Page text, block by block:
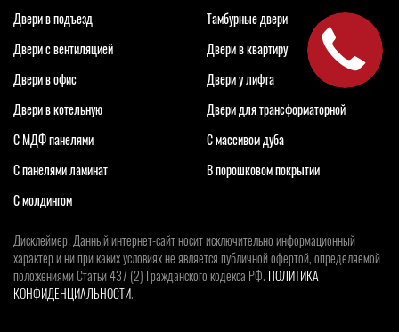
Двери в подъезд
Тамбурные двери
Двери с вентиляцией
Двери в квартиру
Двери в офис
Двери у лифта
Двери в котельную
Двери для трансформаторной
С МДФ панелями
С массивом дуба
С панелями ламинат
В порошковом покрытии
С молдингом
Дисклеймер: Данный интернет-сайт носит исключительно информационный
характер и ни при каких условиях не является публичной офертой, определяемой
положениями Статьи 437 (2) Гражданского кодекса РФ. ПОЛИТИКА
КОНФИДЕНЦИАЛЬНОСТИ.